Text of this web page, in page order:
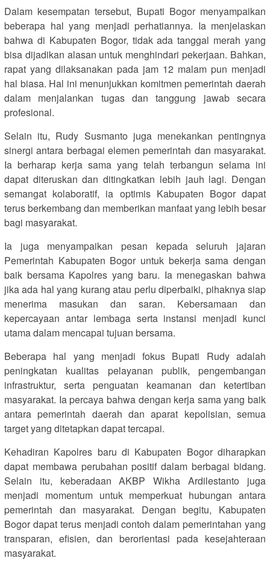
Dalam kesempatan tersebut, Bupati Bogor menyampaikan
beberapa hal yang menjadi perhatiannya. Ia menjelaskan
bahwa di Kabupaten Bogor, tidak ada tanggal merah yang
bisa dijadikan alasan untuk menghindari pekerjaan. Bahkan,
rapat yang dilaksanakan pada jam 12 malam pun menjadi
hal biasa. Hal ini menunjukkan komitmen pemerintah daerah
dalam menjalankan tugas dan tanggung jawab secara
profesional.
Selain itu, Rudy Susmanto juga menekankan pentingnya
sinergi antara berbagai elemen pemerintah dan masyarakat.
Ia berharap kerja sama yang telah terbangun selama ini
dapat diteruskan dan ditingkatkan lebih jauh lagi. Dengan
semangat kolaboratif, ia optimis Kabupaten Bogor dapat
terus berkembang dan memberikan manfaat yang lebih besar
bagi masyarakat.
Ia juga menyampaikan pesan kepada seluruh jajaran
Pemerintah Kabupaten Bogor untuk bekerja sama dengan
baik bersama Kapolres yang baru. Ia menegaskan bahwa
jika ada hal yang kurang atau perlu diperbaiki, pihaknya siap
menerima masukan dan saran. Kebersamaan dan
kepercayaan antar lembaga serta instansi menjadi kunci
utama dalam mencapai tujuan bersama.
Beberapa hal yang menjadi fokus Bupati Rudy adalah
peningkatan kualitas pelayanan publik, pengembangan
infrastruktur, serta penguatan keamanan dan ketertiban
masyarakat. Ia percaya bahwa dengan kerja sama yang baik
antara pemerintah daerah dan aparat kepolisian, semua
target yang ditetapkan dapat tercapai.
Kehadiran Kapolres baru di Kabupaten Bogor diharapkan
dapat membawa perubahan positif dalam berbagai bidang.
Selain itu, keberadaan AKBP Wikha Ardilestanto juga
menjadi momentum untuk memperkuat hubungan antara
pemerintah dan masyarakat. Dengan begitu, Kabupaten
Bogor dapat terus menjadi contoh dalam pemerintahan yang
transparan, efisien, dan berorientasi pada kesejahteraan
masyarakat.